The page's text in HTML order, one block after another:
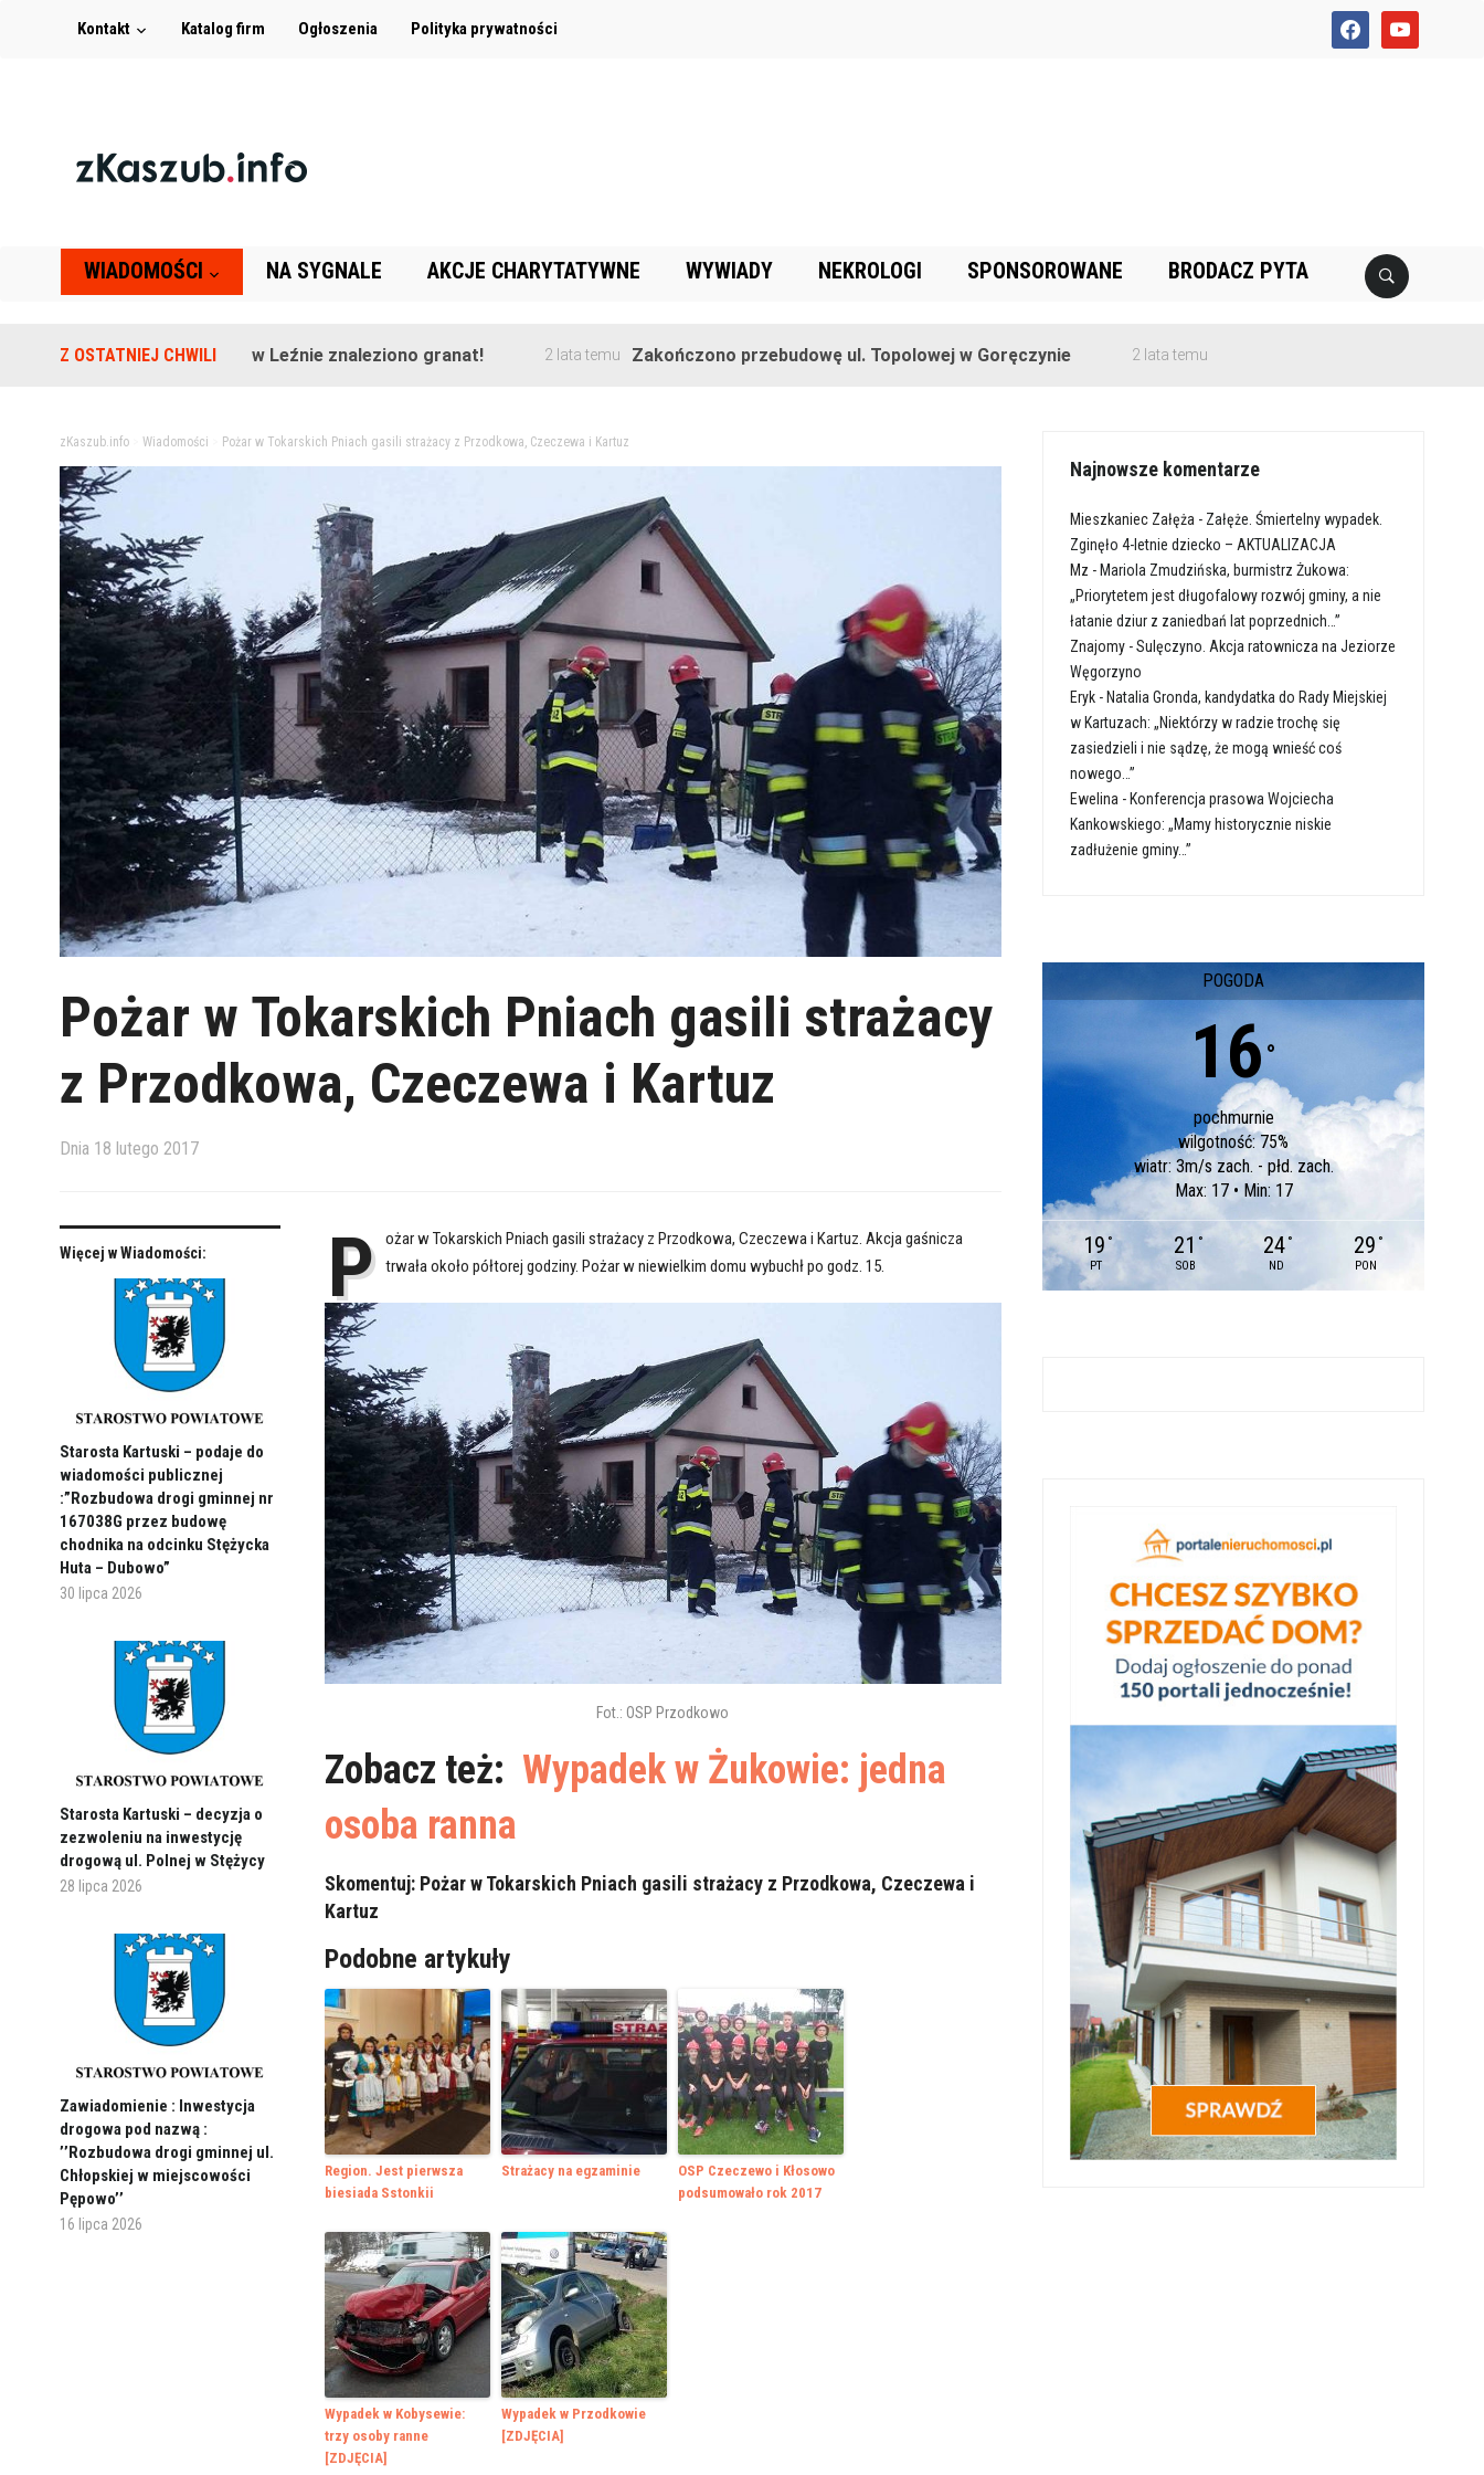
facebookyoutube
Kontakt Katalog firm Ogłoszenia Polityka prywatności
WIADOMOŚCI NA SYGNALE AKCJE CHARYTATYWNE WYWIADY NEKROLOGI SPONSOROWANE BRODACZ PYTA
Z OSTATNIEJ CHWILI
Na terenie szkoły w Leźnie znaleziono granat! 2 lata temu Zakończono przebudowę ul. Topolowej w Goręczynie 2 lata temu
zKaszub.info> Wiadomości Pożar w Tokarskich Pniach gasili strażacy z Przodkowa, Czeczewa i Kartuz
Pożar w Tokarskich Pniach gasili strażacy
z Przodkowa, Czeczewa i Kartuz
Dnia 18 lutego 2017
Więcej w Wiadomości:
Starosta Kartuski – podaje do
wiadomości publicznej
:”Rozbudowa drogi gminnej nr
167038G przez budowę
chodnika na odcinku Stężycka
Huta – Dubowo”
30 lipca 2026
Starosta Kartuski – decyzja o
zezwoleniu na inwestycję
drogową ul. Polnej w Stężycy
28 lipca 2026
Zawiadomienie : Inwestycja
drogowa pod nazwą :
’’Rozbudowa drogi gminnej ul.
Chłopskiej w miejscowości
Pępowo’’
16 lipca 2026
P ożar w Tokarskich Pniach gasili strażacy z Przodkowa, Czeczewa i Kartuz. Akcja gaśnicza
trwała około półtorej godziny. Pożar w niewielkim domu wybuchł po godz. 15.
Fot.: OSP Przodkowo
Zobacz też: Wypadek w Żukowie: jedna
osoba ranna
Skomentuj: Pożar w Tokarskich Pniach gasili strażacy z Przodkowa, Czeczewa i
Kartuz
Podobne artykuły
Region. Jest pierwsza
biesiada Sstonkii
Strażacy na egzaminie
OSP Czeczewo i Kłosowo
podsumowało rok 2017
Wypadek w Kobysewie:
trzy osoby ranne
[ZDJĘCIA]
Wypadek w Przodkowie
[ZDJĘCIA]
Najnowsze komentarze
Mieszkaniec Załęża - Załęże. Śmiertelny wypadek.
Zginęło 4-letnie dziecko – AKTUALIZACJA
Mz - Mariola Zmudzińska, burmistrz Żukowa:
„Priorytetem jest długofalowy rozwój gminy, a nie
łatanie dziur z zaniedbań lat poprzednich…”
Znajomy -Sulęczyno. Akcja ratownicza na Jeziorze
Węgorzyno
Eryk - Natalia Gronda, kandydatka do Rady Miejskiej
w Kartuzach: „Niektórzy w radzie trochę się
zasiedzieli i nie sądzę, że mogą wnieść coś
nowego…”
Ewelina - Konferencja prasowa Wojciecha
Kankowskiego: „Mamy historycznie niskie
zadłużenie gminy…”
POGODA
16 °
pochmurnie
wilgotność: 75%
wiatr: 3m/s zach. - płd. zach.
Max: 17 • Min: 17
19 °
PT
21 °
SOB
24 °
ND
29 °
PON